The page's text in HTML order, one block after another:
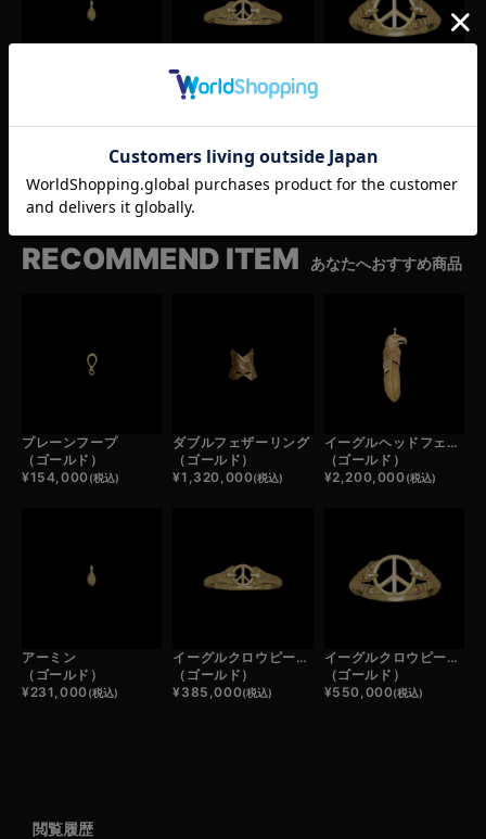
¥231,000(税込)
イーグルクロウピースマークリング小
¥385,000(税込)
¥550,000(税込)
RECOMMEND ITEM あなたへおすすめ商品
プレーンフープ
（ゴールド）
¥154,000(税込)
ダブルフェザーリング
（ゴールド）
¥1,320,000(税込)
イーグルヘッドフェザー
（ゴールド）
¥2,200,000(税込)
アーミン
（ゴールド）
¥231,000(税込)
イーグルクロウピースマークリング小
（ゴールド）
¥385,000(税込)
イーグルクロウピースマークリング大
（ゴールド）
¥550,000(税込)
閲覧履歴